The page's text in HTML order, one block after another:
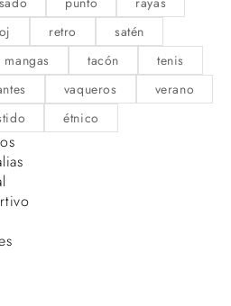
retro
satén
mangas
tacón
tenis
vaqueros
verano
étnico